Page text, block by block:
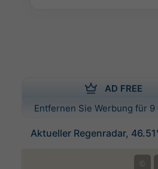
AD FREE
Entfernen Sie Werbung für
Aktueller Regenradar,
©